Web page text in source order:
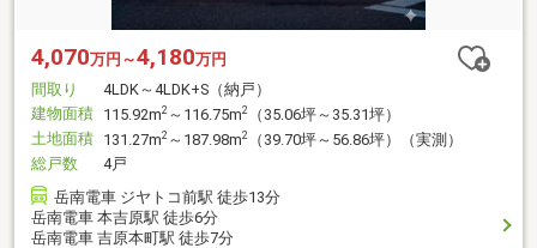
4,070万円～4,180万円
間取り
4LDK～4LDK+S（納戸）
建物面積 115.92m2 ～116.75m2
（35.06坪～35.31坪）
土地面積 131.27m2 ～187.98m2
（39.70坪～56.86坪）（実測）
総戸数
4戸
岳南電車 ジヤトコ前駅 徒歩13分
岳南電車 本吉原駅 徒歩6分
岳南電車 吉原本町駅 徒歩7分